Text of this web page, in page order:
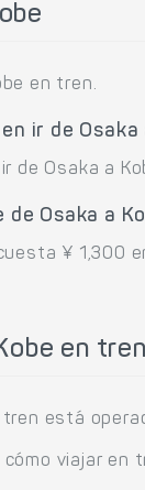
en tren.
ir de Osaka
de Osaka a
Osaka a
¥ 1,300
en tren
está
cómo viajar en